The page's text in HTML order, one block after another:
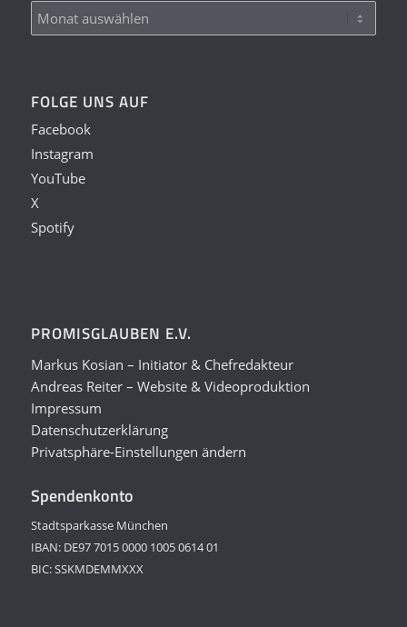
FOLGE UNS AUF
Facebook
Instagram
YouTube
X
Spotify
PROMISGLAUBEN E.V.
Markus Kosian – Initiator & Chefredakteur
Andreas Reiter – Website & Videoproduktion
Impressum
Datenschutzerklärung
Privatsphäre-Einstellungen ändern
Spendenkonto
Stadtsparkasse München
IBAN: DE97 7015 0000 1005 0614 01
BIC: SSKMDEMMXXX